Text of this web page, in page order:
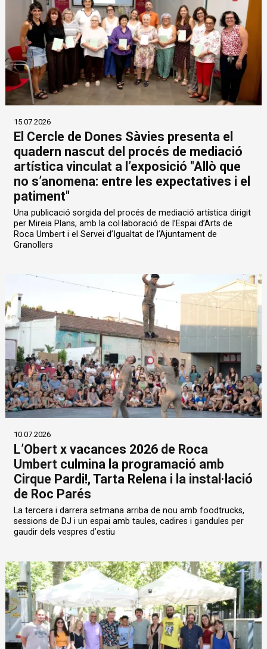
15.07.2026
El Cercle de Dones Sàvies presenta el
quadern nascut del procés de mediació
artística vinculat a l’exposició "Allò que
no s’anomena: entre les expectatives i el
patiment"
Una publicació sorgida del procés de mediació artística dirigit
per Mireia Plans, amb la col·laboració de l’Espai d’Arts de
Roca Umbert i el Servei d’Igualtat de l’Ajuntament de
Granollers
10.07.2026
L’Obert x vacances 2026 de Roca
Umbert culmina la programació amb
Cirque Pardi!, Tarta Relena i la instal·lació
de Roc Parés
La tercera i darrera setmana arriba de nou amb foodtrucks,
sessions de DJ i un espai amb taules, cadires i gandules per
gaudir dels vespres d’estiu